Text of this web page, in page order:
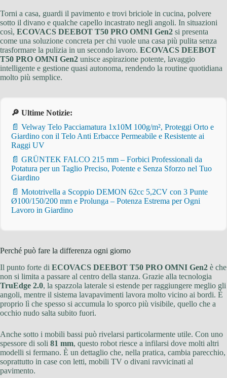
Torni a casa, guardi il pavimento e trovi briciole in cucina, polvere
sotto il divano e qualche capello incastrato negli angoli. In situazioni
così, ECOVACS DEEBOT T50 PRO OMNI Gen2 si presenta
come una soluzione concreta per chi vuole una casa più pulita senza
trasformare la pulizia in un secondo lavoro. ECOVACS DEEBOT
T50 PRO OMNI Gen2 unisce aspirazione potente, lavaggio
intelligente e gestione quasi autonoma, rendendo la routine quotidiana
molto più semplice.
🔎 Ultime Notizie:
📄 Velway Telo Pacciamatura 1x10M 100g/m², Proteggi Orto e
Giardino con il Telo Anti Erbacce Permeabile e Resistente ai
Raggi UV
📄 GRÜNTEK FALCO 215 mm – Forbici Professionali da
Potatura per un Taglio Preciso, Potente e Senza Sforzo nel Tuo
Giardino
📄 Mototrivella a Scoppio DEMON 62cc 5,2CV con 3 Punte
Ø100/150/200 mm e Prolunga – Potenza Estrema per Ogni
Lavoro in Giardino
Perché può fare la differenza ogni giorno
Il punto forte di ECOVACS DEEBOT T50 PRO OMNI Gen2 è che
non si limita a passare al centro della stanza. Grazie alla tecnologia
TruEdge 2.0, la spazzola laterale si estende per raggiungere meglio gli
angoli, mentre il sistema lavapavimenti lavora molto vicino ai bordi. È
proprio lì che spesso si accumula lo sporco più visibile, quello che a
occhio nudo salta subito fuori.
Anche sotto i mobili bassi può rivelarsi particolarmente utile. Con uno
spessore di soli 81 mm, questo robot riesce a infilarsi dove molti altri
modelli si fermano. È un dettaglio che, nella pratica, cambia parecchio,
soprattutto in case con letti, mobili TV o divani ravvicinati al
pavimento.